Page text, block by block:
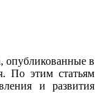
опубликованные в
По этим статьям
и развития